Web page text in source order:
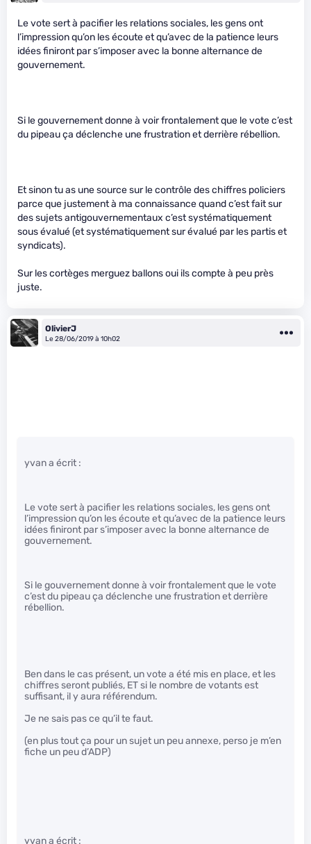
Le vote sert à pacifier les relations sociales, les gens ont
l’impression qu’on les écoute et qu’avec de la patience leurs
idées finiront par s’imposer avec la bonne alternance de
gouvernement.
Si le gouvernement donne à voir frontalement que le vote c’est
du pipeau ça déclenche une frustration et derrière rébellion.
Et sinon tu as une source sur le contrôle des chiffres policiers
parce que justement à ma connaissance quand c’est fait sur
des sujets antigouvernementaux c’est systématiquement
sous évalué (et systématiquement sur évalué par les partis et
syndicats).
Sur les cortèges merguez ballons oui ils compte à peu près
juste.
OlivierJ
Le 28/06/2019 à 10h02
yvan a écrit :
Le vote sert à pacifier les relations sociales, les gens ont
l’impression qu’on les écoute et qu’avec de la patience leurs
idées finiront par s’imposer avec la bonne alternance de
gouvernement.
Si le gouvernement donne à voir frontalement que le vote
c’est du pipeau ça déclenche une frustration et derrière
rébellion.
Ben dans le cas présent, un vote a été mis en place, et les
chiffres seront publiés, ET si le nombre de votants est
suffisant, il y aura référendum.
Je ne sais pas ce qu’il te faut.
(en plus tout ça pour un sujet un peu annexe, perso je m’en
fiche un peu d’ADP)
yvan a écrit :